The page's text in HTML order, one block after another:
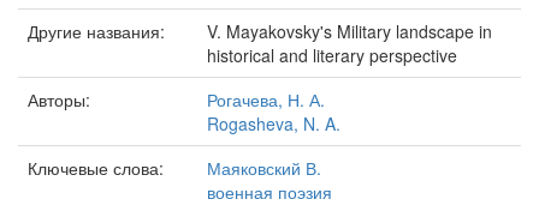
Другие названия:
V. Mayakovsky's Military landscape in
historical and literary perspective
Авторы:
Рогачева, Н. А.
Rogasheva, N. A.
Ключевые слова:
Маяковский В.
военная поэзия